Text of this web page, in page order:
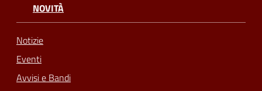
NOVITÀ
Notizie
Eventi
Avvisi e Bandi